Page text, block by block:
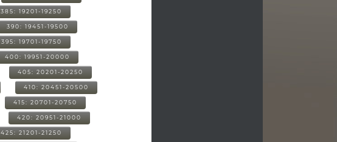
385: 19201-19250
390: 19451-19500
395: 19701-19750
400: 19951-20000
405: 20201-20250
410: 20451-20500
415: 20701-20750
420: 20951-21000
425: 21201-21250